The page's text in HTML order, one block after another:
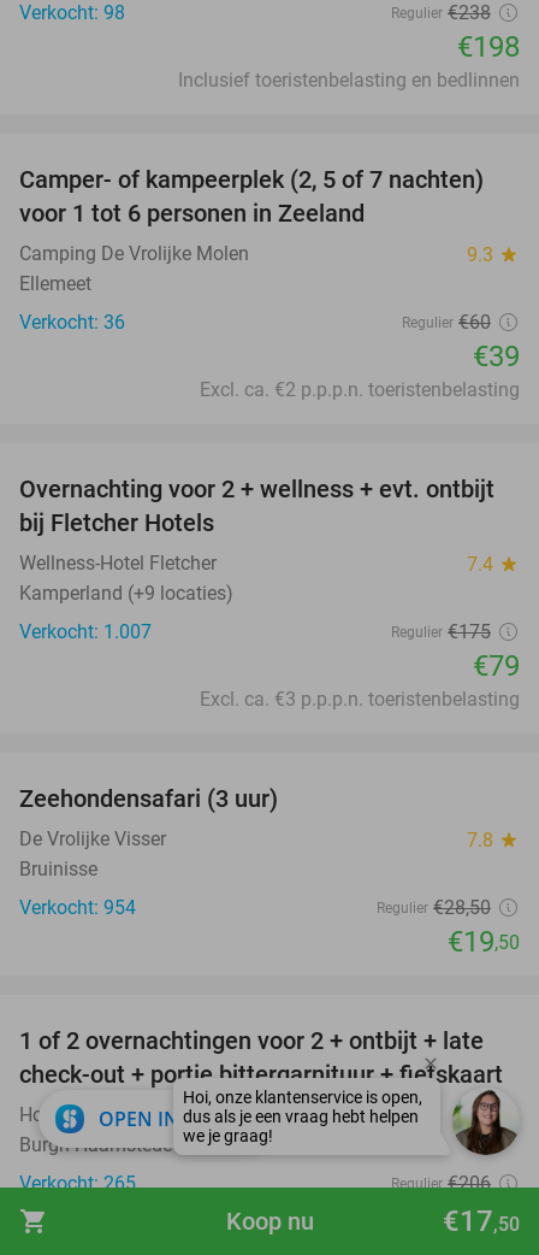
shopping_cart €17,50
Koop nu
Verkocht: 98
Regulier €238
€198
Inclusief toeristenbelasting en bedlinnen
35%
Camper- of kampeerplek (2, 5 of 7 nachten)
voor 1 tot 6 personen in Zeeland
Camping De Vrolijke Molen 9.3 star
Ellemeet
Verkocht: 36
Regulier €60
€39
Excl. ca. €2 p.p.p.n. toeristenbelasting
55%
Overnachting voor 2 + wellness + evt. ontbijt
bij Fletcher Hotels
Wellness-Hotel Fletcher 7.4 star
Kamperland (+9 locaties)
Verkocht: 1.007
Regulier €175
€79
Excl. ca. €3 p.p.p.n. toeristenbelasting
Zeehondensafari (3 uur)
De Vrolijke Visser 7.8 star
Bruinisse
Verkocht: 954
Regulier €28,50
€19,50
59%
1 of 2 overnachtingen voor 2 + ontbijt + late
check-out + portie bittergarnituur + fietskaart
Hotel Bom 9.5star
Burgh-Haamstede
Verkocht: 265
Regulier €206
€85
OPEN IN APP close